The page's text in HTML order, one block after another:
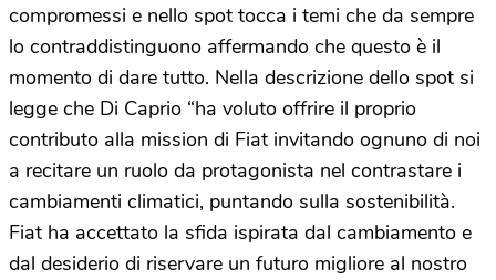
compromessi e nello spot tocca i temi che da sempre
lo contraddistinguono affermando che questo è il
momento di dare tutto. Nella descrizione dello spot si
legge che Di Caprio “ha voluto offrire il proprio
contributo alla mission di Fiat invitando ognuno di noi
a recitare un ruolo da protagonista nel contrastare i
cambiamenti climatici, puntando sulla sostenibilità.
Fiat ha accettato la sfida ispirata dal cambiamento e
dal desiderio di riservare un futuro migliore al nostro